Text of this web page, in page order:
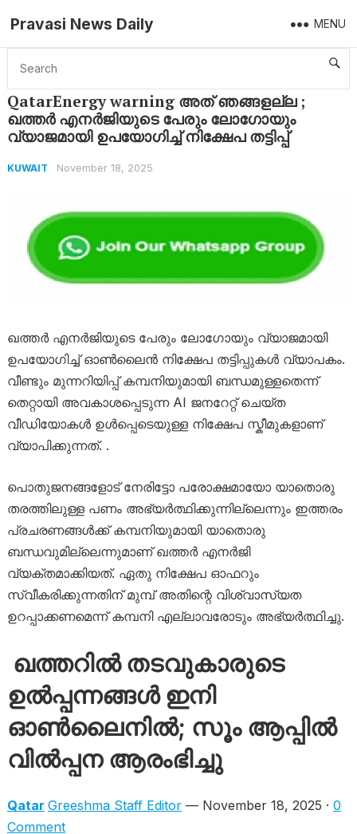
Pravasi News Daily MENU
Home Kuwait QatarEnergy warning അത് ഞങ്ങളല്ല ; ഖത്തർ എനർജിയുടെ പേരും ലോഗോയും വ്യാജമായി ഉപയോഗിച്ച് നിക്ഷേപ തട്ടിപ്പ്
QatarEnergy warning അത് ഞങ്ങളല്ല ;
ഖത്തർ എനർജിയുടെ പേരും ലോഗോയും
വ്യാജമായി ഉപയോഗിച്ച് നിക്ഷേപ തട്ടിപ്പ്
KUWAIT November 18, 2025
ഖത്തർ എനർജിയുടെ പേരും ലോഗോയും വ്യാജമായി
ഉപയോഗിച്ച് ഓൺലൈൻ നിക്ഷേപ തട്ടിപ്പുകൾ വ്യാപകം.
വീണ്ടും മുന്നറിയിപ്പ് കമ്പനിയുമായി ബന്ധമുള്ളതെന്ന്
തെറ്റായി അവകാശപ്പെടുന്ന AI ജനറേറ്റ് ചെയ്ത
വീഡിയോകൾ ഉൾപ്പെടെയുള്ള നിക്ഷേപ സ്കീമുകളാണ്
വ്യാപിക്കുന്നത്. .
പൊതുജനങ്ങളോട് നേരിട്ടോ പരോക്ഷമായോ യാതൊരു
തരത്തിലുള്ള പണം അഭ്യർത്ഥിക്കുന്നില്ലെന്നും ഇത്തരം
പ്രചരണങ്ങൾക്ക് കമ്പനിയുമായി യാതൊരു
ബന്ധവുമില്ലെന്നുമാണ് ഖത്തർ എനർജി
വ്യക്തമാക്കിയത്. ഏതു നിക്ഷേപ ഓഫറും
സ്വീകരിക്കുന്നതിന് മുമ്പ് അതിന്റെ വിശ്വാസ്യത
ഉറപ്പാക്കണമെന്ന് കമ്പനി എല്ലാവരോടും അഭ്യർത്ഥിച്ചു.
ഖത്തറിൽ തടവുകാരുടെ
ഉൽപ്പന്നങ്ങൾ ഇനി
ഓൺലൈനിൽ; സൂം ആപ്പിൽ
വിൽപ്പന ആരംഭിച്ചു
Qatar Greeshma Staff Editor— November 18, 2025 · 0
Comment